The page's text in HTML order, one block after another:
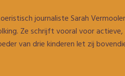
journaliste Sarah
Ze schrijft vooral voor
van drie kinderen let zij